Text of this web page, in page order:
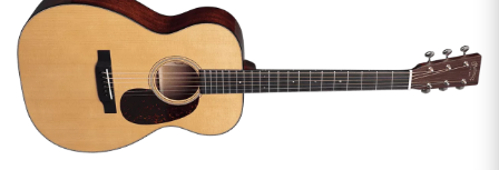
Synths & samplers
Home-studio
Hoofdtelefoon